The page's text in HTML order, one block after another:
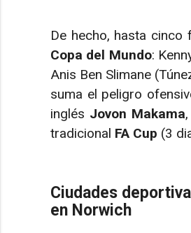
De hecho, hasta
Copa del Mundo:
Anis Ben Slimane
suma el peligro
inglés Jovon Makama
tradicional FA Cup (3
Ciudades
en Norwich